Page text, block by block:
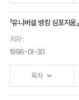
「유니버셜 뱅킹 심포지움」
저자 :
1996-01-30
목차